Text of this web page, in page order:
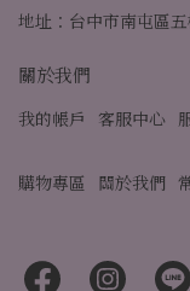
地址：台中市南屯區
關於我們
我的帳戶 客服中心
購物專區 關於我們